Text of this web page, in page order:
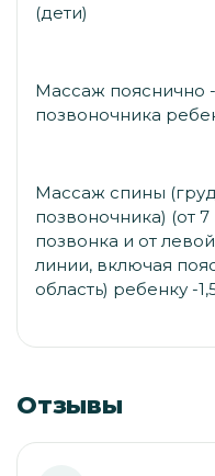
(дети)
Массаж пояснично
позвоночника
Массаж спины
позвоночника) (от
позвонка и от
линии, включая
область) ребенку -
Отзывы